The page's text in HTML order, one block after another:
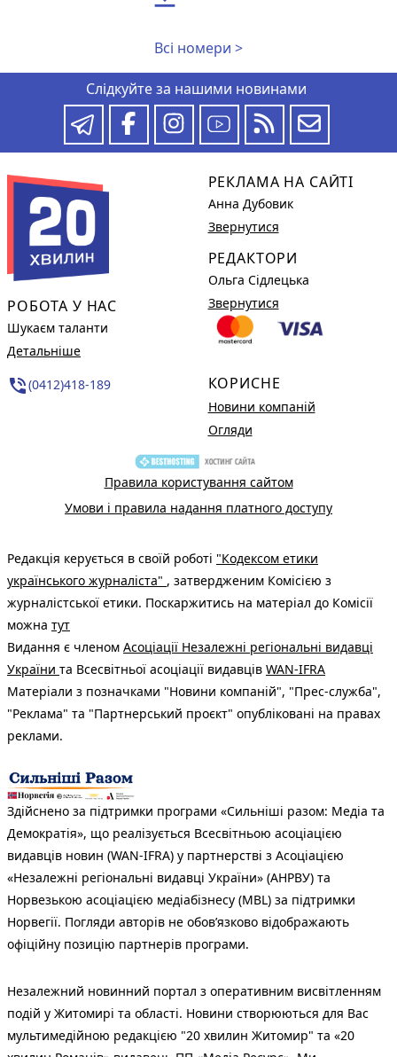
Всі номери >
Слідкуйте за нашими новинами
РОБОТА У НАС
Шукаєм таланти
Детальніше
phone_in_talk(0412)418-189
РЕКЛАМА НА САЙТІ
Анна Дубовик
Звернутися
РЕДАКТОРИ
Ольга Сідлецька
Звернутися
КОРИСНЕ
Новини компаній
Огляди
Правила користування сайтом
Умови і правила надання платного доступу
Редакція керується в своїй роботі "Кодексом етики
українського журналіста" , затвердженим Комісією з
журналістської етики. Поскаржитись на матеріал до Комісії
можна тут
Видання є членом Асоціації Незалежні регіональні видавці
України та Всесвітньої асоціації видавців WAN-IFRA
Матеріали з позначками "Новини компаній", "Прес-служба",
"Реклама" та "Партнерський проєкт" опубліковані на правах
реклами.
Здійснено за підтримки програми «Сильніші разом: Медіа та
Демократія», що реалізується Всесвітньою асоціацією
видавців новин (WAN-IFRA) у партнерстві з Асоціацією
«Незалежні регіональні видавці України» (АНРВУ) та
Норвезькою асоціацією медіабізнесу (MBL) за підтримки
Норвегії. Погляди авторів не обов’язково відображають
офіційну позицію партнерів програми.
Незалежний новинний портал з оперативним висвітленням
подій у Житомирі та області. Новини створюються для Вас
мультимедійною редакцією "20 хвилин Житомир" та «20